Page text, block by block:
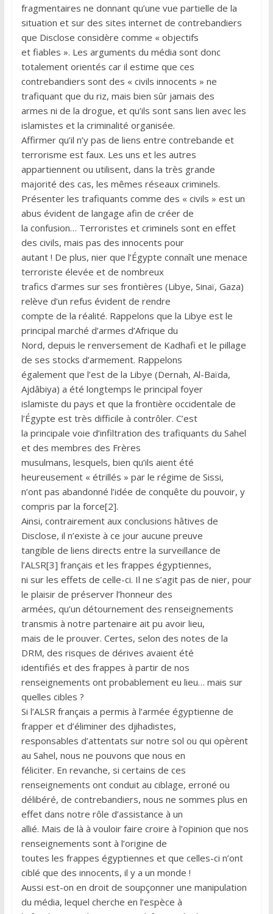
fragmentaires ne donnant qu’une vue partielle de la
situation et sur des sites internet de contrebandiers
que Disclose considère comme « objectifs
et fiables ». Les arguments du média sont donc
totalement orientés car il estime que ces
contrebandiers sont des « civils innocents » ne
trafiquant que du riz, mais bien sûr jamais des
armes ni de la drogue, et qu’ils sont sans lien avec les
islamistes et la criminalité organisée.
Affirmer qu’il n’y pas de liens entre contrebande et
terrorisme est faux. Les uns et les autres
appartiennent ou utilisent, dans la très grande
majorité des cas, les mêmes réseaux criminels.
Présenter les trafiquants comme des « civils » est un
abus évident de langage afin de créer de
la confusion… Terroristes et criminels sont en effet
des civils, mais pas des innocents pour
autant ! De plus, nier que l’Égypte connaît une menace
terroriste élevée et de nombreux
trafics d’armes sur ses frontières (Libye, Sinaï, Gaza)
relève d’un refus évident de rendre
compte de la réalité. Rappelons que la Libye est le
principal marché d’armes d’Afrique du
Nord, depuis le renversement de Kadhafi et le pillage
de ses stocks d’armement. Rappelons
également que l’est de la Libye (Dernah, Al-Baïda,
Ajdâbiya) a été longtemps le principal foyer
islamiste du pays et que la frontière occidentale de
l’Égypte est très difficile à contrôler. C’est
la principale voie d’infiltration des trafiquants du Sahel
et des membres des Frères
musulmans, lesquels, bien qu’ils aient été
heureusement « étrillés » par le régime de Sissi,
n’ont pas abandonné l’idée de conquête du pouvoir, y
compris par la force[2].
Ainsi, contrairement aux conclusions hâtives de
Disclose, il n’existe à ce jour aucune preuve
tangible de liens directs entre la surveillance de
l’ALSR[3] français et les frappes égyptiennes,
ni sur les effets de celle-ci. Il ne s’agit pas de nier, pour
le plaisir de préserver l’honneur des
armées, qu’un détournement des renseignements
transmis à notre partenaire ait pu avoir lieu,
mais de le prouver. Certes, selon des notes de la
DRM, des risques de dérives avaient été
identifiés et des frappes à partir de nos
renseignements ont probablement eu lieu… mais sur
quelles cibles ?
Si l’ALSR français a permis à l’armée égyptienne de
frapper et d’éliminer des djihadistes,
responsables d’attentats sur notre sol ou qui opèrent
au Sahel, nous ne pouvons que nous en
féliciter. En revanche, si certains de ces
renseignements ont conduit au ciblage, erroné ou
délibéré, de contrebandiers, nous ne sommes plus en
effet dans notre rôle d’assistance à un
allié. Mais de là à vouloir faire croire à l’opinion que nos
renseignements sont à l’origine de
toutes les frappes égyptiennes et que celles-ci n’ont
ciblé que des innocents, il y a un monde !
Aussi est-on en droit de soupçonner une manipulation
du média, lequel cherche en l’espèce à